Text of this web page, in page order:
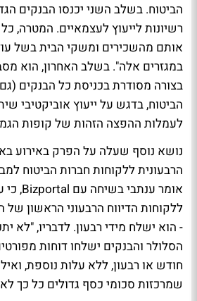
הביטוח. בשלב השני יכנסו הבנקים
רשיונות לייעוץ לעצמאיים. המטרה,
אותם מהשכירים ומשקי הבית בשל
במגזרים אלה". בשלב האחרון, הוא
בצורה מסודרת בכניסת כל הבנקים
הביטוח, בדגש על ייעוץ אוביקטיבי
לעמלות ההפצה הזהות של קופות
נושא נוסף שעלה על הפרק באירוע
הרבעונית ללקוחות חברות הביטוח
ללקוחות הדיווח הרבעוני הראשון של
- הוא ישלח מידי רבעון. לדבריו, "לא
הסלולר והבנקים ישלחו דוחות
חודש או רבעון, ללא עלות נוספת,
שמרכזות סכומי כסף גדולים כל כך לא